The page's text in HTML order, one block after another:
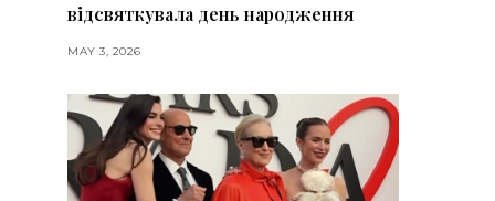
відсвяткувала день народження
MAY 3, 2026